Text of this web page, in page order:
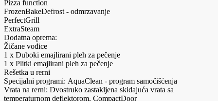
Pizza function
FrozenBakeDefrost - odmrzavanje
PerfectGrill
ExtraSteam
Dodatna oprema:
Žičane vođice
1 x Duboki emajlirani pleh za pečenje
1 x Plitki emajlirani pleh za pečenje
Rešetka u rerni
Specijalni programi: AquaClean - program samočišćenja
Vrata na rerni: Dvostruko zastakljena skidajuća vrata sa
temperaturnom deflektorom, CompactDoor